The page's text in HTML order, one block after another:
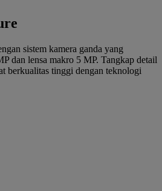
sistem kamera ganda yang
dan lensa makro 5 MP. Tangkap detail
berkualitas tinggi dengan teknologi